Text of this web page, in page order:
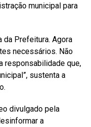
municipal para
da Prefeitura. Agora
necessários. Não
responsabilidade que,
sustenta a
divulgado pela
a